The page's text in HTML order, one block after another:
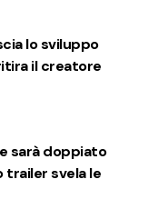
lo sviluppo
il creatore
sarà doppiato
trailer svela le